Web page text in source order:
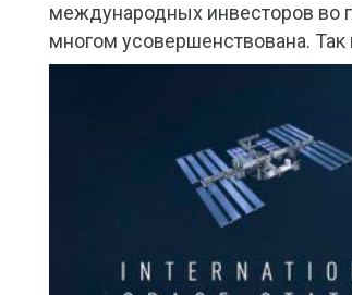
международных инвесторов во
многом усовершенствована. Так